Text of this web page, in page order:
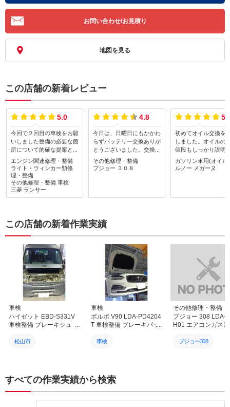
お問い合わせ/お見積り
地図を見る
この店舗の新着レビュー
5.0
今回で２回目の車検をお願
いしました整備の必要な箇
所について的確な提案と整
備・修理作業をしてくださ
りこちらのニーズに応じた
対応をしてくださいました
ありがとうございましたま
た車検後に急な整備作業依
頼にも迅速 丁寧に対応し
ー7 FDの再登録に向けて
ご迷惑をおかけしているこ
とと思うのですが気長に合
わせて対応してくださり本
当にありがたく感謝してま
す旧車や海外製の難易度の
高い整備作業にも車のオー
ナーさん側の想いを汲んで
高い技術と人脈 会社間の
繋がりをもって丁寧に対応
されて様子が相談してる時
員さんや工場の様子から感
感じてます 信頼 安心し
エンジン関連修理・整備
ライト・ウィンカー類修
理・整備
その他修理・整備 車検
三菱 ランサー
4.8
今日は、日曜日にもかかわ
らずバッテリー交換ありが
とうございました。交換場
所が奥に入り込んだ所にあ
り、尚且つ、色々と部品を
いします。
その他修理・整備
プジョー ３０８
初めてオイル交換を
しました。オイルの
値段もしっかり説明
いて非常にわかりや
得してお願いできま
ガソリン車用(オイル
ルノー メガーヌ
この店舗の新着作業実績
車検
ハイゼット EBD-S331V
車検整備 ブレーキシュ
愛媛 松山 伊予 西条 新居
松山市
カーオーナーズ
車検
ボルボ V90 LDA-PD4204
T 車検整備 ブレーキパッ
媛 松山 伊予 西条 新居浜
車検
松山市
その他修理・整備
プジョー 308 LDA-
H01 エアコンガス
ブルー補充！快適
プジョー308
すべての作業実績から検索